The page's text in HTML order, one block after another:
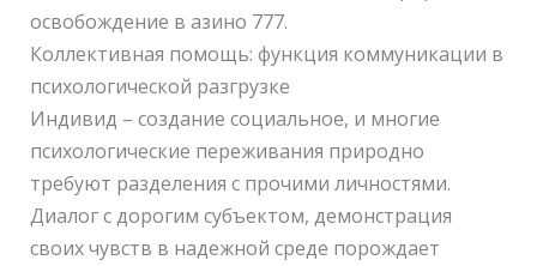
освобождение в азино 777.
Коллективная помощь: функция коммуникации в
психологической разгрузке
Индивид – создание социальное, и многие
психологические переживания природно
требуют разделения с прочими личностями.
Диалог с дорогим субъектом, демонстрация
своих чувств в надежной среде порождает